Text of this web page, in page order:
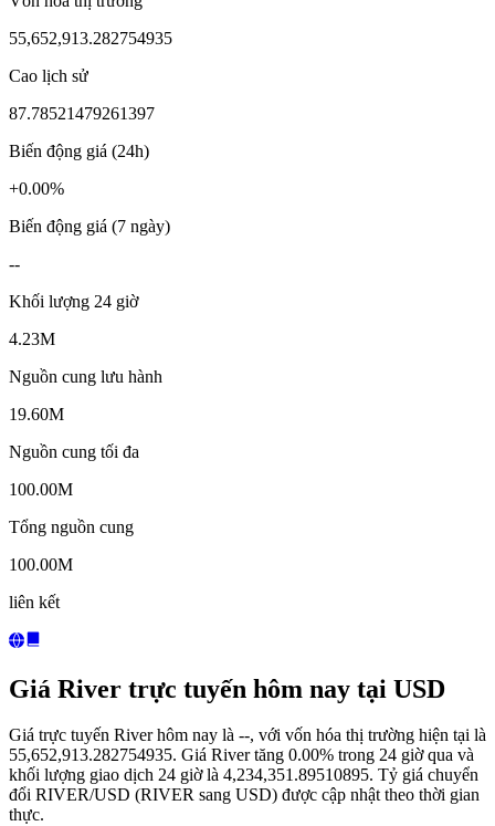
55,652,913.282754935
Cao lịch sử
87.78521479261397
Biến động giá (24h)
+0.00%
Biến động giá (7 ngày)
--
Khối lượng 24 giờ
4.23M
Nguồn cung lưu hành
19.60M
Nguồn cung tối đa
100.00M
Tổng nguồn cung
100.00M
liên kết
Giá River trực tuyến hôm nay tại USD
Giá trực tuyến River hôm nay là --, với vốn hóa thị trường hiện tại là
55,652,913.282754935. Giá River tăng 0.00% trong 24 giờ qua và
khối lượng giao dịch 24 giờ là 4,234,351.89510895. Tỷ giá chuyển
đổi RIVER/USD (RIVER sang USD) được cập nhật theo thời gian
thực.